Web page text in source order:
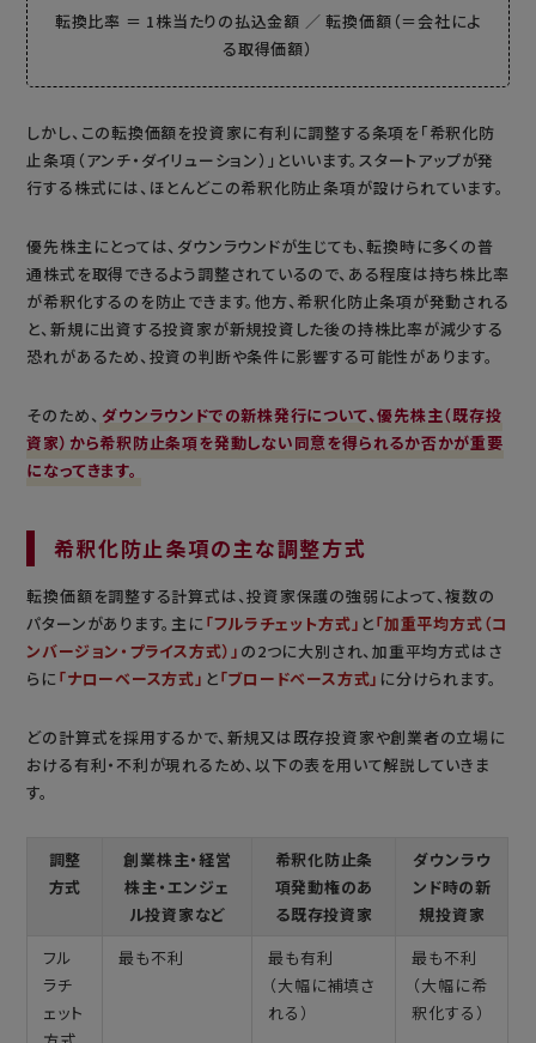
転換比率 ＝ 1株当たりの払込金額 ／ 転換価額（＝会社によ
る取得価額）
しかし、この転換価額を投資家に有利に調整する条項を「希釈化防
止条項（アンチ・ダイリューション）」といいます。スタートアップが発
行する株式には、ほとんどこの希釈化防止条項が設けられています。
優先株主にとっては、ダウンラウンドが生じても、転換時に多くの普
通株式を取得できるよう調整されているので、ある程度は持ち株比率
が希釈化するのを防止できます。他方、希釈化防止条項が発動される
と、新規に出資する投資家が新規投資した後の持株比率が減少する
恐れがあるため、投資の判断や条件に影響する可能性があります。
そのため、 ダウンラウンドでの新株発行について、優先株主（既存投
資家）から希釈防止条項を発動しない同意を得られるか否かが重要
になってきます。
希釈化防止条項の主な調整方式
転換価額を調整する計算式は、投資家保護の強弱によって、複数の
パターンがあります。主に 「フルラチェット方式」 と「加重平均方式（コ
ンバージョン・プライス方式）」 の2つに大別され、加重平均方式はさ
らに 「ナローベース方式」 と「ブロードベース方式」 に分けられます。
どの計算式を採用するかで、新規又は既存投資家や創業者の立場に
おける有利・不利が現れるため、以下の表を用いて解説していきま
す。
調整
方式
創業株主・経営
株主・エンジェ
ル投資家など
希釈化防止条
項発動権のあ
る既存投資家
ダウンラウ
ンド時の新
規投資家
フル
ラチ
ェット
最も不利
最も有利
（大幅に補填さ
れる）
最も不利
（大幅に希
釈化する）